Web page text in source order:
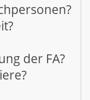
der FA?